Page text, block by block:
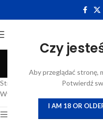
Czy
Aby przeglądać stronę,
Potwierdź
I AM 18 OR
Strona główna
Katalog/Wina/
Wyświetlanie jednego wyniku